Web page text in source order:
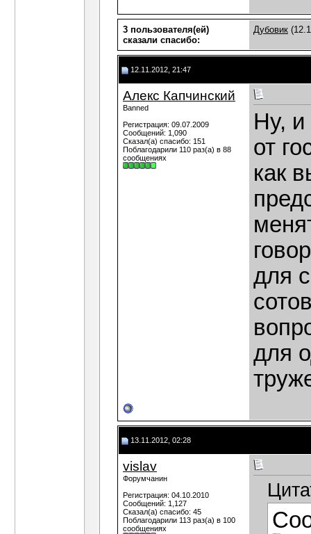
3 пользователя(ей)
сказали cпасибо:
Дубовик
12.11.2012, 21:47
Алекс Капчинский
Banned
Регистрация: 09.07.2009
Сообщений: 1,090
Сказал(а) спасибо: 151
Поблагодарили 110 раз(а) в 88
сообщениях
Ну, и
от
как
для
для
13.11.2012, 02:28
vislav
Форумчанин
Регистрация: 04.10.2010
Сообщений: 1,127
Сказал(а) спасибо: 45
Поблагодарили 113 раз(а) в 100
сообщениях